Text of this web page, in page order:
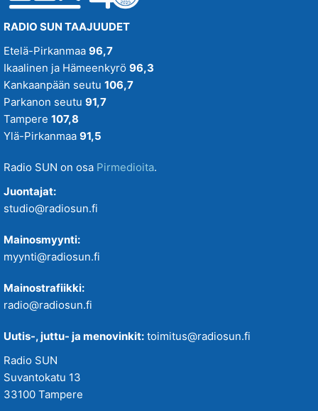
RADIO SUN TAAJUUDET
Etelä-Pirkanmaa 96,7
Ikaalinen ja Hämeenkyrö 96,3
Kankaanpään seutu 106,7
Parkanon seutu 91,7
Tampere 107,8
Ylä-Pirkanmaa 91,5
Radio SUN on osa Pirmedioita.
Juontajat:
studio@radiosun.fi
Mainosmyynti:
myynti@radiosun.fi
Mainostrafiikki:
radio@radiosun.fi
Uutis-, juttu- ja menovinkit: toimitus@radiosun.fi
Radio SUN
Suvantokatu 13
33100 Tampere